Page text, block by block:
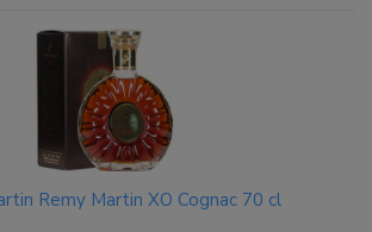
Remy Martin XO Cognac 70 cl